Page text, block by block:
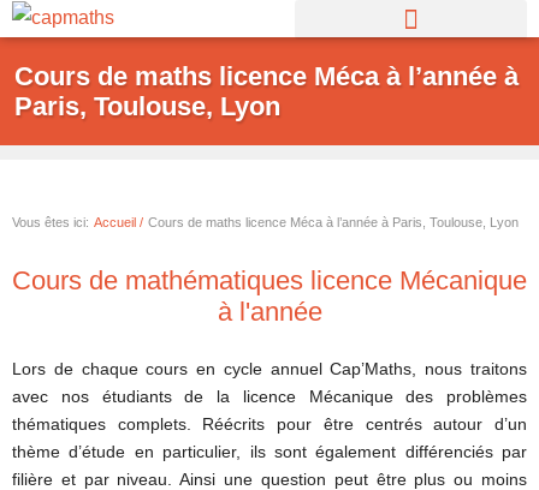
Aller
au
contenu
Cours de maths licence Méca à l’année à
Paris, Toulouse, Lyon
Vous êtes ici: Accueil / Cours de maths licence Méca à l’année à Paris, Toulouse, Lyon
Cours de mathématiques licence Mécanique
à l'année
Lors de chaque cours en cycle annuel Cap’Maths, nous traitons
avec nos étudiants de la licence Mécanique des problèmes
thématiques complets. Réécrits pour être centrés autour d’un
thème d’étude en particulier, ils sont également différenciés par
filière et par niveau. Ainsi une question peut être plus ou moins